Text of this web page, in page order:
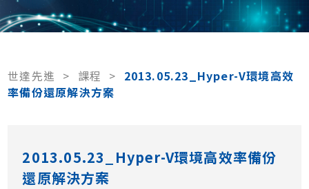
世達先進 > 課程 > 2013.05.23_Hyper-V環境高效
率備份還原解決方案
2013.05.23_Hyper-V環境高效率備份
還原解決方案